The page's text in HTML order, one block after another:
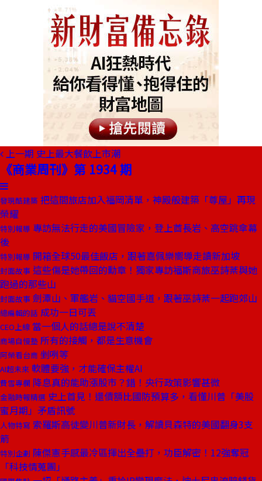
上一期 史上最大餐飲上市潮
《商業周刊》第 1934 期
發現酷建築 把這間旅店加入福岡清單，神殿般建築「尊屋」再現
榮耀
特別報導 專訪無法行走的美國冒險家，登上酋長岩、高空跳傘幕
後
特別報導 開箱全球50最佳飯店，跟著嘉佩樂嚮導走讀新加坡
封面故事 這些傷是她帶回的勳章！獨家專訪福斯商旅巫詩棻與她
跑過的那些山
封面故事 劍潭山、軍艦岩、貓空國手道，跟著巫詩棻一起跑郊山
總編輯的話 成功一日可丟
CEO上線 當一個人的話總是說不清楚
商場自慢塾 所有的接觸，都是生意機會
阿榮看台商 剉咧等
AI超未來 軟體要強，才能確保主權AI
費雪專欄 降息真的能助漲股市？錯！央行政策影響甚微
金融時報精選 史上首見！還債額比國防預算多，看懂川普「美股
蜜月期」矛盾訊號
人物特寫 索羅斯高徒變川普新財長，解讀貝森特的美國翻身3支
箭
特別企劃 陳傑憲手感最冷區揮出全壘打，功臣解密！12強奪冠
「科技情蒐團」